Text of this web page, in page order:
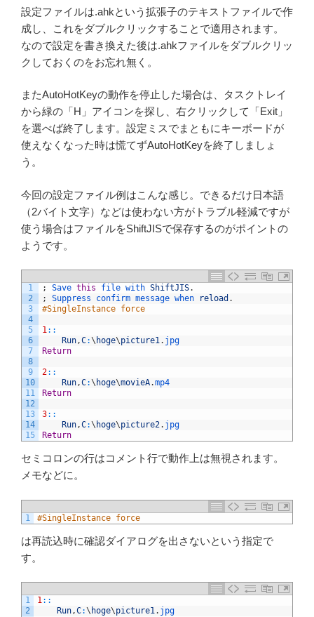
設定ファイルは.ahkという拡張子のテキストファイルで作
成し、これをダブルクリックすることで適用されます。
なので設定を書き換えた後は.ahkファイルをダブルクリッ
クしておくのをお忘れ無く。
またAutoHotKeyの動作を停止した場合は、タスクトレイ
から緑の「H」アイコンを探し、右クリックして「Exit」
を選べば終了します。設定ミスでまともにキーボードが
使えなくなった時は慌てずAutoHotKeyを終了しましょ
う。
今回の設定ファイル例はこんな感じ。できるだけ日本語
（2バイト文字）などは使わない方がトラブル軽減ですが
使う場合はファイルをShiftJISで保存するのがポイントの
ようです。
1
2
3
4
5
6
7
8
9
10
11
12
13
14
15
; Save this file with ShiftJIS.
;
Suppress confirm message when reload .
#SingleInstance force
1::
Run,C:\ hoge\picture1. jpg
Return
2::
Run,C:\ hoge\movieA.mp4
Return
3::
Run,C:\ hoge\picture2. jpg
Return
セミコロンの行はコメント行で動作上は無視されます。
メモなどに。
1 #SingleInstance force
は再読込時に確認ダイアログを出さないという指定で
す。
1
2
1::
Run,C:\ hoge\picture1. jpg